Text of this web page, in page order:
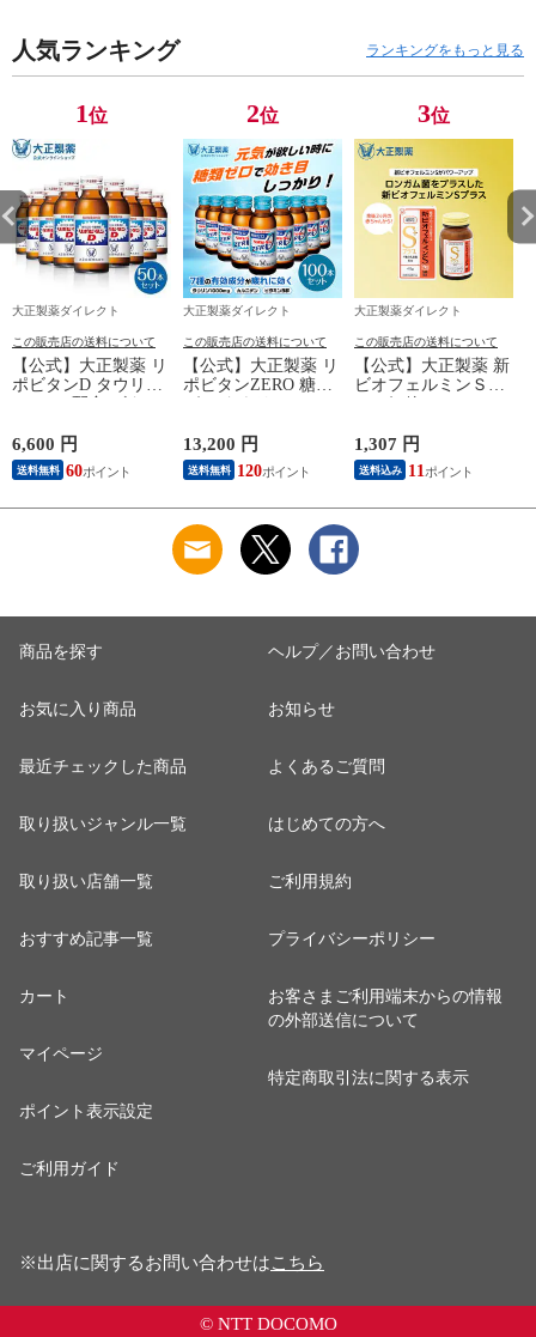
人気ランキング ランキングをもっと見る
1位
大正製薬ダイレクト
この販売店の送料について
【公式】大正製薬 リ
ポビタンD タウリン
ン 100ml 50本 指定医
薬部外品 栄養ドリン
ク 栄養剤 リポビタ
6,600 円
送料無料 60
2位
大正製薬ダイレクト
この販売店の送料について
【公式】大正製薬 リ
ポビタンZERO 糖類
100mL 100本 栄養ド
リンク 栄養剤 リポ
ビタン 低カロリー
13,200 円
送料無料 120
3位
大正製薬ダイレクト
この販売店の送料について
【公式】大正製薬 新
ビオフェルミンＳプ
1,307 円
送料込み 11
商品を探す
お気に入り商品
最近チェックした商品
取り扱いジャンル一覧
取り扱い店舗一覧
おすすめ記事一覧
カート
マイページ
ポイント表示設定
ご利用ガイド
ヘルプ／お問い合わせ
お知らせ
よくあるご質問
はじめての方へ
ご利用規約
プライバシーポリシー
お客さまご利用端末からの情報
の外部送信について
特定商取引法に関する表示
※出店に関するお問い合わせはこちら
© NTT DOCOMO